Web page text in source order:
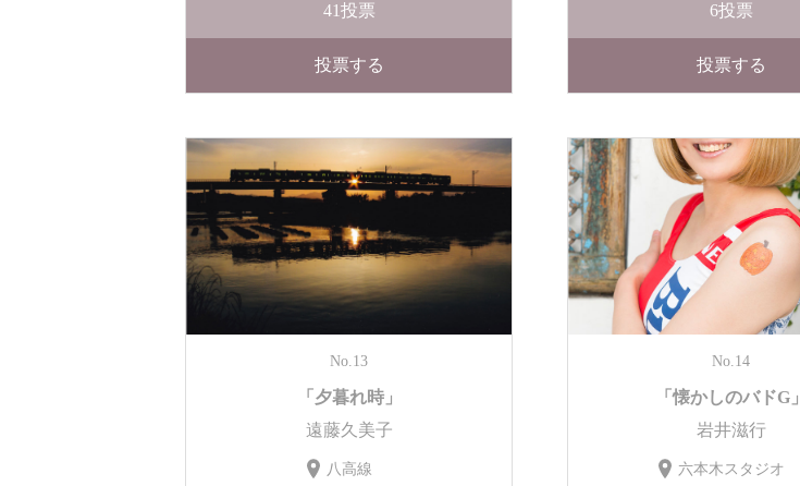
41投票
投票する
6投票
投票する
No.13
「夕暮れ時」
遠藤久美子
八高線
No.14
「懐かしのバドG」
岩井滋行
六本木スタジオ